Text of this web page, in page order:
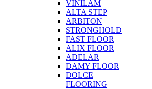
VINILAM
ALTA STEP
ARBITON
STRONGHOLD
FAST FLOOR
ALIX FLOOR
ADELAR
DAMY FLOOR
DOLCE
FLOORING